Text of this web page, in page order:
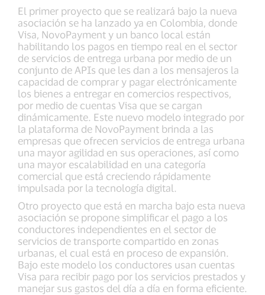
El primer proyecto que se realizará bajo la nueva
asociación se ha lanzado ya en Colombia, donde
Visa, NovoPayment y un banco local están
habilitando los pagos en tiempo real en el sector
de servicios de entrega urbana por medio de un
conjunto de APIs que les dan a los mensajeros la
capacidad de comprar y pagar electrónicamente
los bienes a entregar en comercios respectivos,
por medio de cuentas Visa que se cargan
dinámicamente. Este nuevo modelo integrado por
la plataforma de NovoPayment brinda a las
empresas que ofrecen servicios de entrega urbana
una mayor agilidad en sus operaciones, así como
una mayor escalabilidad en una categoría
comercial que está creciendo rápidamente
impulsada por la tecnología digital.
Otro proyecto que está en marcha bajo esta nueva
asociación se propone simplificar el pago a los
conductores independientes en el sector de
servicios de transporte compartido en zonas
urbanas, el cual está en proceso de expansión.
Bajo este modelo los conductores usan cuentas
Visa para recibir pago por los servicios prestados y
manejar sus gastos del día a día en forma eficiente.